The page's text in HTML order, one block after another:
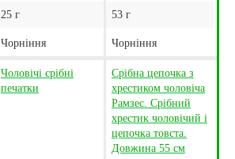
25 г 53 г
Чорніння Чорніння
Чоловічі срібні
печатки
Срібна цепочка з
хрестиком чоловіча
Рамзес. Срібний
хрестик чоловічий і
цепочка товста.
Довжина 55 см